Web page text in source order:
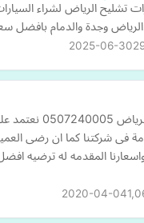
تشليح الرياض لشراء
وجدة والدمام بافضل
2025-06-30
شركة تنظيف
فى شركتنا كما ان رضى
المقدمه له ترضيه
2020-04-04